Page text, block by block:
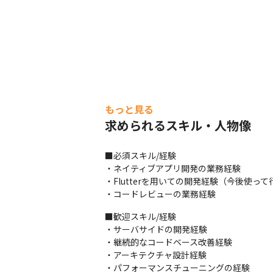
もっと見る
求められるスキル・人物像
■必須スキル/経験
・ネイティブアプリ開発の業務経験
・Flutterを用いての開発経験（今後使って
・コードレビューの業務経験
■歓迎スキル/経験
・サーバサイドの開発経験
・継続的なコードベース改善経験
・アーキテクチャ設計経験
・パフォーマンスチューニングの経験